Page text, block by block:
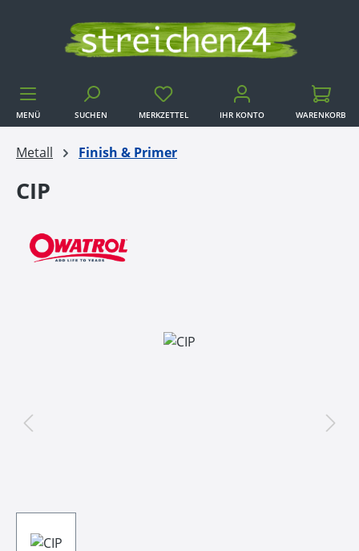
Zum Hauptinhalt springen
MENÜ SUCHEN MERKZETTEL IHR KONTO
WARENKORB
Metall Finish & Primer
CIP
Bildergalerie überspringen